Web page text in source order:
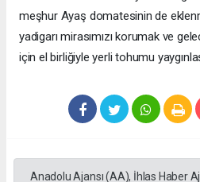
meşhur Ayaş domatesinin de
yadigarı mirasımızı korumak ve
için el birliğiyle yerli tohumu
Anadolu Ajansı (AA), İhlas Haber